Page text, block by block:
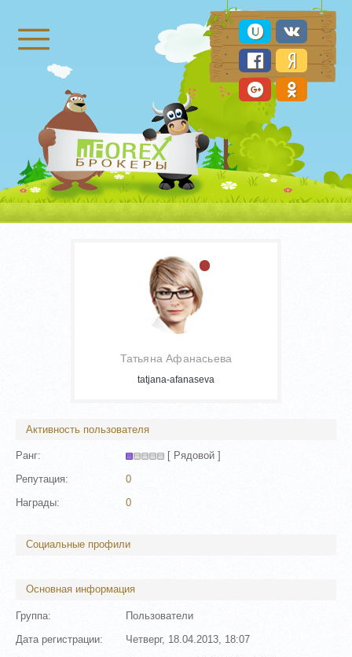
Брокеры Форекс
Татьяна Афанасьева
tatjana-afanaseva
Активность пользователя
Ранг: [ Рядовой ]
Репутация: 0
Награды: 0
Социальные профили
Основная информация
Группа: Пользователи
Дата регистрации: Четверг, 18.04.2013, 18:07